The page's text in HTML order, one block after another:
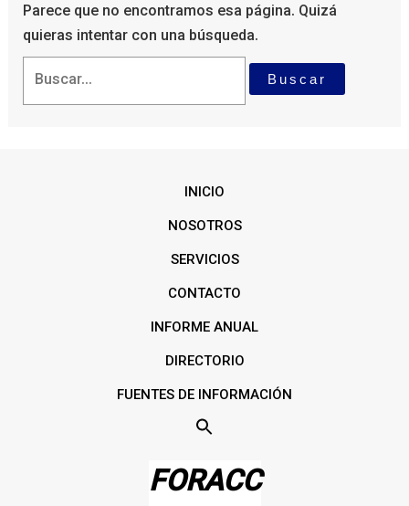
Parece que no encontramos esa página. Quizá
quieras intentar con una búsqueda.
INICIO
NOSOTROS
SERVICIOS
CONTACTO
INFORME ANUAL
DIRECTORIO
FUENTES DE INFORMACIÓN
FORACC